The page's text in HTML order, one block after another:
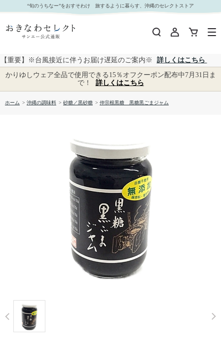
仲宗根黒糖 黒糖黒ごまジャム｜おきなわセレクト サンエー公式通販
“旬のうちなー”をおすそわけ 旅するように暮らす、沖縄のセレクトストア
【重要】※台風接近に伴うお届け遅延のご案内※
詳しくはこちら
かりゆしウェア全品で使用できる15％オフクーポン配布中7月31日ま
で！
詳しくはこちら
ホーム > 沖縄の調味料 > 砂糖／黒砂糖 > 仲宗根黒糖 黒糖黒ごまジャム
Prev